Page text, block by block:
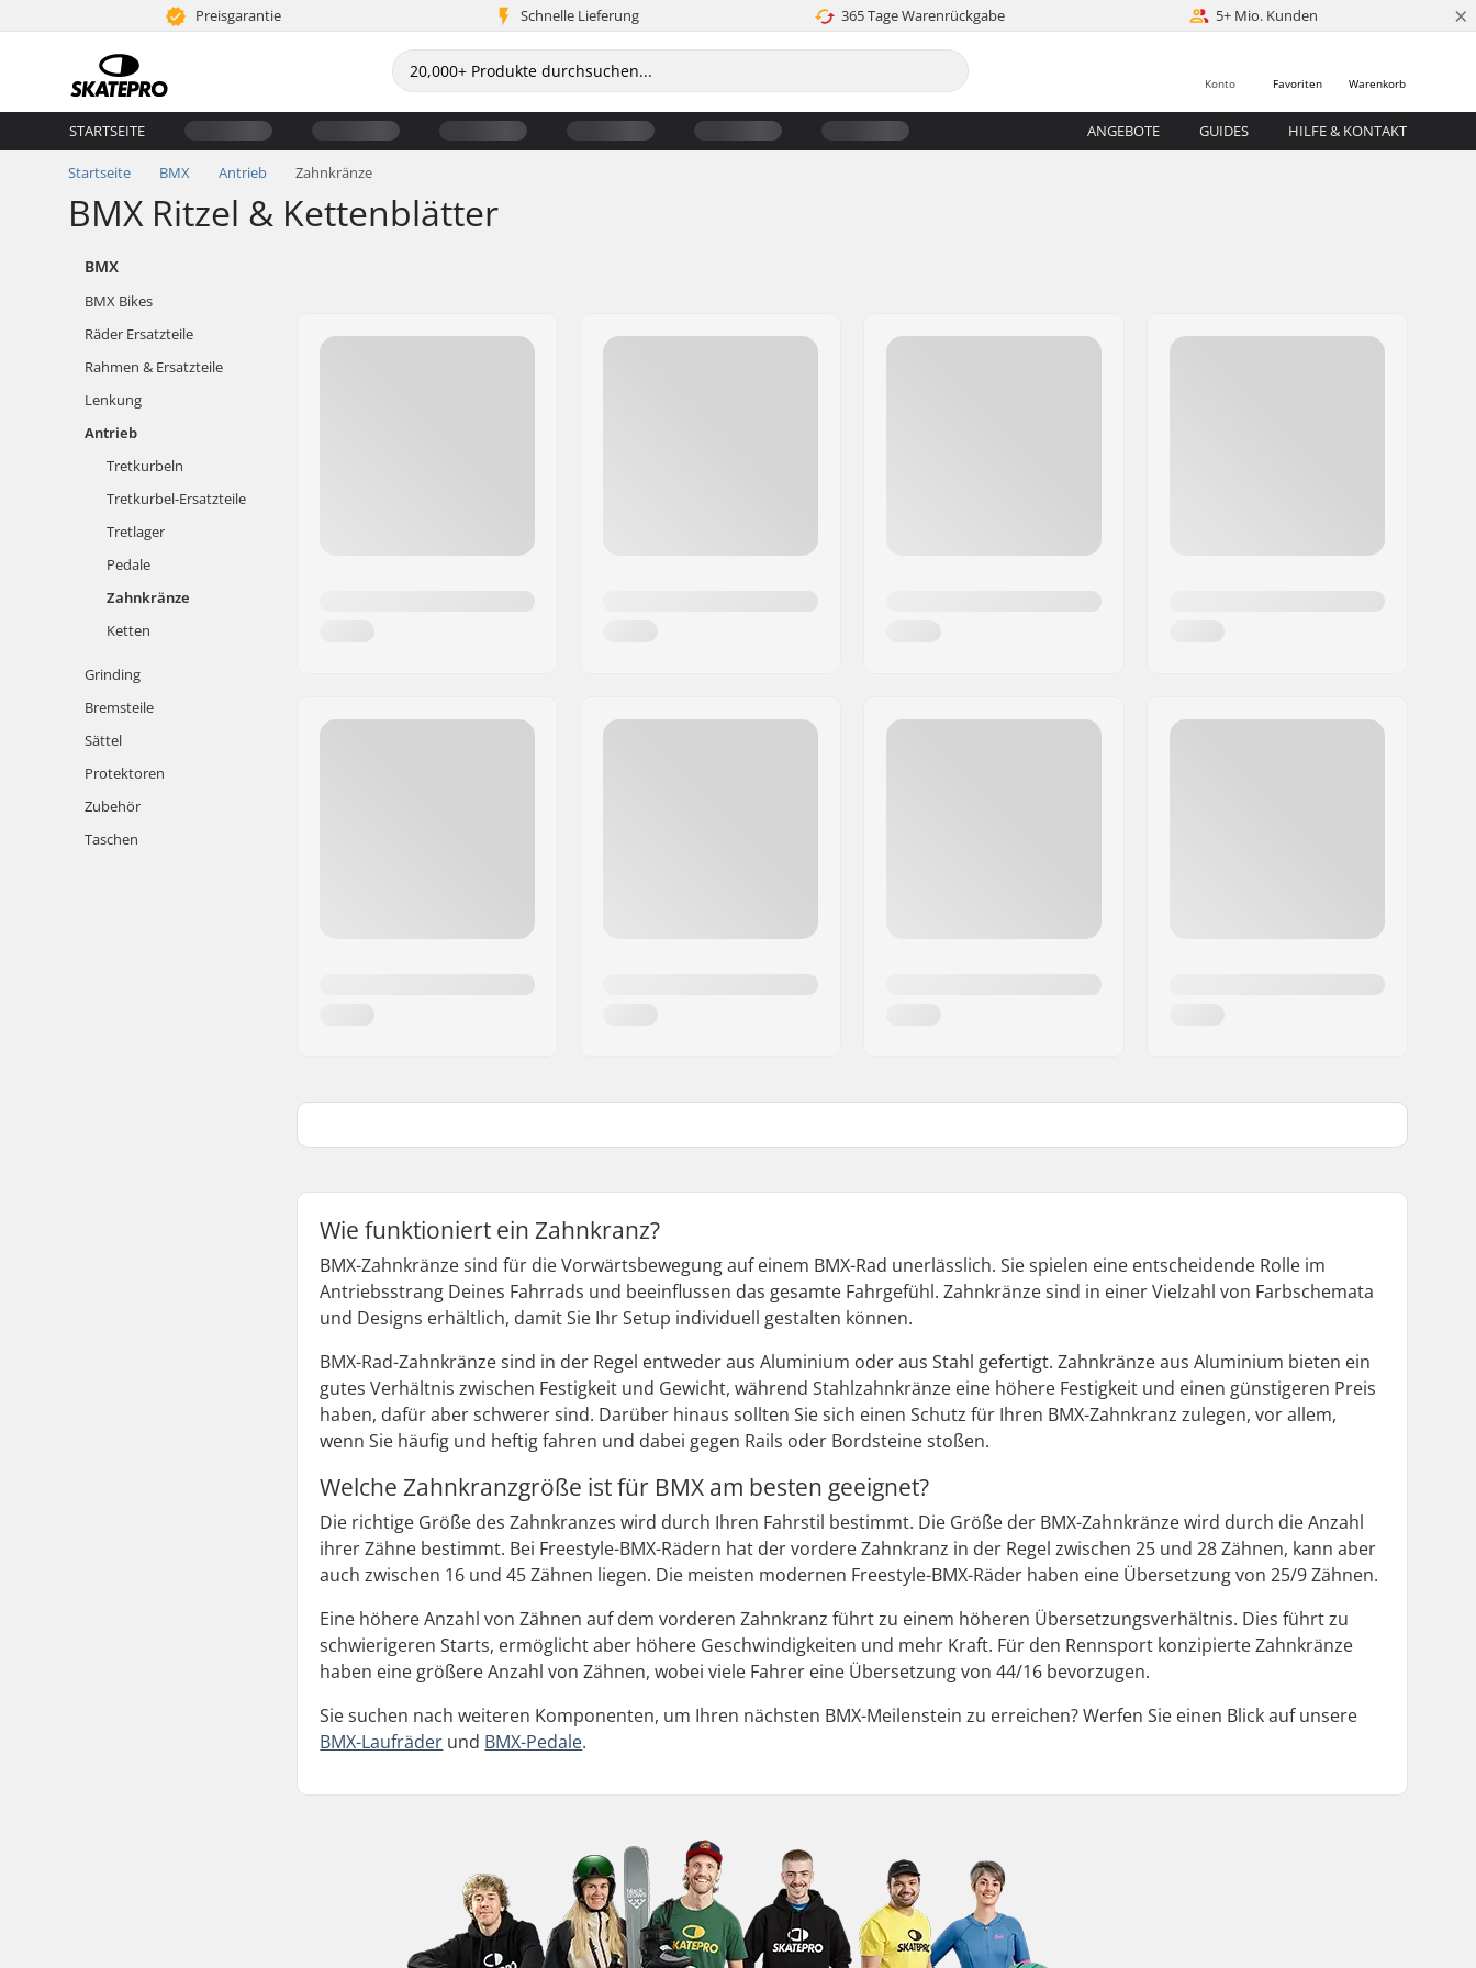
Preisgarantie Schnelle Lieferung 365 Tage Warenrückgabe 5+ Mio. Kunden ×
Warenkorb
Favoriten
Konto
STARTSEITE ANGEBOTE GUIDES HILFE & KONTAKT
Startseite BMX Antrieb Zahnkränze
BMX Ritzel & Kettenblätter
BMX
BMX Bikes
Räder Ersatzteile
Rahmen & Ersatzteile
Lenkung
Antrieb
Tretkurbeln
Tretkurbel-Ersatzteile
Tretlager
Pedale
Zahnkränze
Ketten
Grinding
Bremsteile
Sättel
Protektoren
Zubehör
Taschen
Wie funktioniert ein Zahnkranz?
BMX-Zahnkränze sind für die Vorwärtsbewegung auf einem BMX-Rad unerlässlich. Sie spielen eine entscheidende Rolle im
Antriebsstrang Deines Fahrrads und beeinflussen das gesamte Fahrgefühl. Zahnkränze sind in einer Vielzahl von Farbschemata
und Designs erhältlich, damit Sie Ihr Setup individuell gestalten können.
BMX-Rad-Zahnkränze sind in der Regel entweder aus Aluminium oder aus Stahl gefertigt. Zahnkränze aus Aluminium bieten ein
gutes Verhältnis zwischen Festigkeit und Gewicht, während Stahlzahnkränze eine höhere Festigkeit und einen günstigeren Preis
haben, dafür aber schwerer sind. Darüber hinaus sollten Sie sich einen Schutz für Ihren BMX-Zahnkranz zulegen, vor allem,
wenn Sie häufig und heftig fahren und dabei gegen Rails oder Bordsteine stoßen.
Welche Zahnkranzgröße ist für BMX am besten geeignet?
Die richtige Größe des Zahnkranzes wird durch Ihren Fahrstil bestimmt. Die Größe der BMX-Zahnkränze wird durch die Anzahl
ihrer Zähne bestimmt. Bei Freestyle-BMX-Rädern hat der vordere Zahnkranz in der Regel zwischen 25 und 28 Zähnen, kann aber
auch zwischen 16 und 45 Zähnen liegen. Die meisten modernen Freestyle-BMX-Räder haben eine Übersetzung von 25/9 Zähnen.
Eine höhere Anzahl von Zähnen auf dem vorderen Zahnkranz führt zu einem höheren Übersetzungsverhältnis. Dies führt zu
schwierigeren Starts, ermöglicht aber höhere Geschwindigkeiten und mehr Kraft. Für den Rennsport konzipierte Zahnkränze
haben eine größere Anzahl von Zähnen, wobei viele Fahrer eine Übersetzung von 44/16 bevorzugen.
Sie suchen nach weiteren Komponenten, um Ihren nächsten BMX-Meilenstein zu erreichen? Werfen Sie einen Blick auf unsere
BMX-Laufräder und BMX-Pedale.